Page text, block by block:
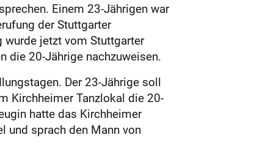
Einem 23-Jährigen war
der Stuttgarter
jetzt vom Stuttgarter
die 20-Jährige nachzuweisen.
Der 23-Jährige soll
Kirchheimer Tanzlokal die 20-
hatte das Kirchheimer
und sprach den Mann von